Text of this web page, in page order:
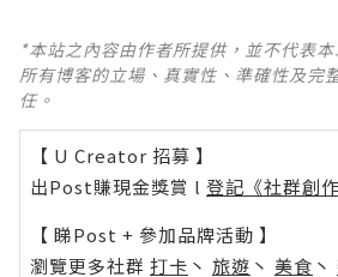
*本站之內容由作者所提供，並不代表
所有博客的立場、真實性、準確性及完
任。
【 U Creator 招募 】
出Post賺現金獎賞 l 登記《社群創
【 睇Post + 參加品牌活動 】
瀏覽更多社群 打卡 丶 旅遊 丶 美食 丶